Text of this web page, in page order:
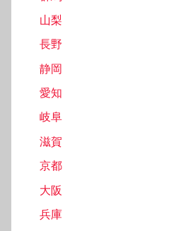
山梨
長野
静岡
愛知
岐阜
滋賀
京都
大阪
兵庫